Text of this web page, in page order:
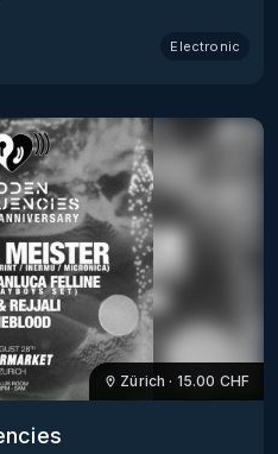
Electronic
Zürich · 15.00 CHF